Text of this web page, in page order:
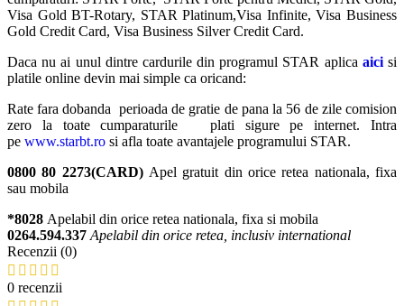
Visa Gold BT-Rotary, STAR Platinum,Visa Infinite, Visa Business
Gold Credit Card, Visa Business Silver Credit Card.
Daca nu ai unul dintre cardurile din programul STAR aplica aicisi
platile online devin mai simple ca oricand:
Rate fara dobanda perioada de gratie de pana la 56 de zile comision
zero la toate cumparaturile plati sigure pe internet. Intra
pe www.starbt.ro si afla toate avantajele programului STAR.
0800 80 2273(CARD)Apel gratuit din orice retea nationala, fixa
sau mobila
*8028 Apelabil din orice retea nationala, fixa si mobila
0264.594.337 Apelabil din orice retea, inclusiv international
Recenzii (0)
0 recenzii